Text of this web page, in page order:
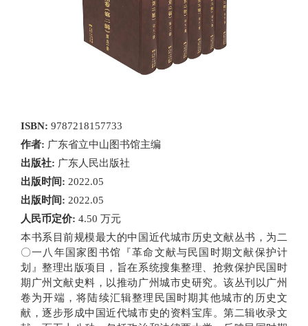
ISBN: 9787218157733
作者: 广东省立中山图书馆主编
出版社: 广东人民出版社
出版时间: 2022.05
出版时间: 2022.05
人民币定价: 4.50 万元
本书系目前规模最大的中国近代城市历史文献丛书，为二
〇一八年国家图书馆『革命文献与民国时期文献保护计
划』整理出版项目，旨在系统搜集整理、抢救保护民国时
期广州文献史料，以推动广州城市史研究。该丛刊以广州
卷为开端，将陆续汇辑整理民国时期其他城市的历史文
献，逐步形成中国近代城市史的资料宝库。第二辑收录文